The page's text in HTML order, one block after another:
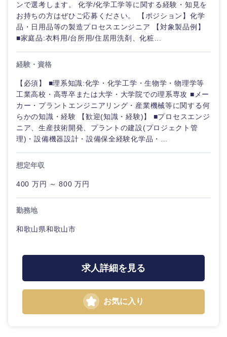
ンで選考します。 化学/化学工学等に関する経験・知見を
お持ちの方はぜひご応募ください。 【ポジション】化学
品・日用品等の製造プロセスエンジニア 【対象製品例】
■家庭品:衣料用/台所用/住居用洗剤、化粧...
経験・資格
【必須】 ■理系知識:化学・化学工学・生物学・物理学等
工業高校・高専卒または大学・大学院での理系専攻 ■メー
カー・プラントエンジニアリング・産業機械等に関する何
らかの知識・経験 【歓迎(知識・経験)】 ■プロセスエンジ
ニア、生産技術開発、プラントの建設(プロジェクト管
理)・設備機器設計・設備保全経験化学品・...
想定年収
400 万円 ～ 800 万円
勤務地
和歌山県和歌山市
求人詳細を見る
お気に入り